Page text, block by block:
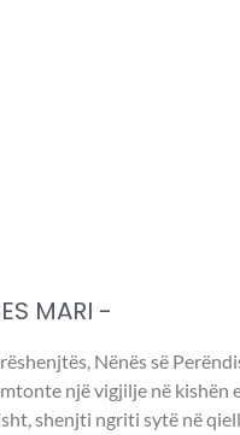
MARI -
Nënës së
një vigjilje në kishën
shenjti ngriti sytë në